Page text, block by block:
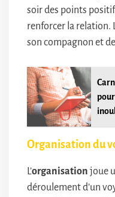
soir des points
renforcer la relation.
son compagnon et
Organisation du
L’organisation joue
déroulement d’un